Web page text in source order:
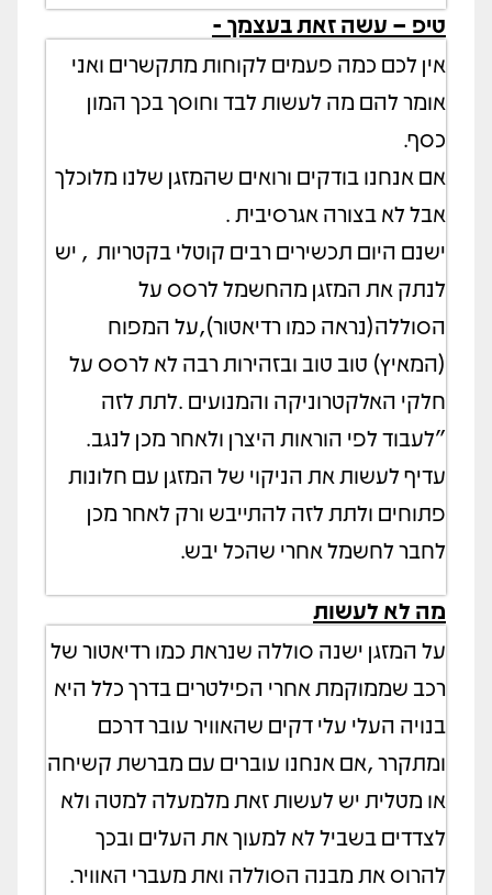
טיפ – עשה זאת בעצמך -
אין לכם כמה פעמים לקוחות מתקשרים ואני
אומר להם מה לעשות לבד וחוסך בכך המון
כסף.
אם אנחנו בודקים ורואים שהמזגן שלנו מלוכלך
אבל לא בצורה אגרסיבית .
ישנם היום תכשירים רבים קוטלי בקטריות , יש
לנתק את המזגן מהחשמל לרסס על
הסוללה(נראה כמו רדיאטור),על המפוח
(המאיץ) טוב טוב ובזהירות רבה לא לרסס על
חלקי האלקטרוניקה והמנועים .לתת לזה
"לעבוד לפי הוראות היצרן ולאחר מכן לנגב.
עדיף לעשות את הניקוי של המזגן עם חלונות
פתוחים ולתת לזה להתייבש ורק לאחר מכן
לחבר לחשמל אחרי שהכל יבש.
מה לא לעשות
על המזגן ישנה סוללה שנראת כמו רדיאטור של
רכב שממוקמת אחרי הפילטרים בדרך כלל היא
בנויה העלי עלי דקים שהאוויר עובר דרכם
ומתקרר ,אם אנחנו עוברים עם מברשת קשיחה
או מטלית יש לעשות זאת מלמעלה למטה ולא
לצדדים בשביל לא למעוך את העלים ובכך
להרוס את מבנה הסוללה ואת מעברי האוויר.